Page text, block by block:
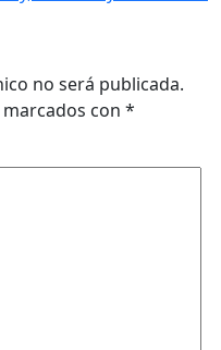
no será publicada.
con *